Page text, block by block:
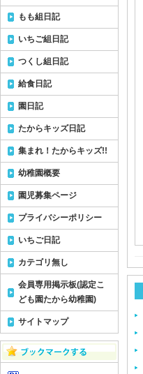
もも組日記
いちご組日記
つくし組日記
給食日記
園日記
たからキッズ日記
集まれ！たからキッズ!!
幼稚園概要
園児募集ページ
プライバシーポリシー
いちご日記
カテゴリ無し
会員専用掲示板(認定こ
ども園たから幼稚園)
サイトマップ